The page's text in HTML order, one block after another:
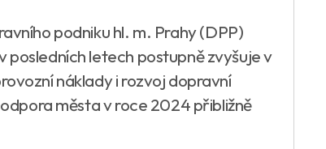
podniku hl. m. Prahy (DPP)
letech postupně zvyšuje v
náklady i rozvoj dopravní
města v roce 2024 přibližně